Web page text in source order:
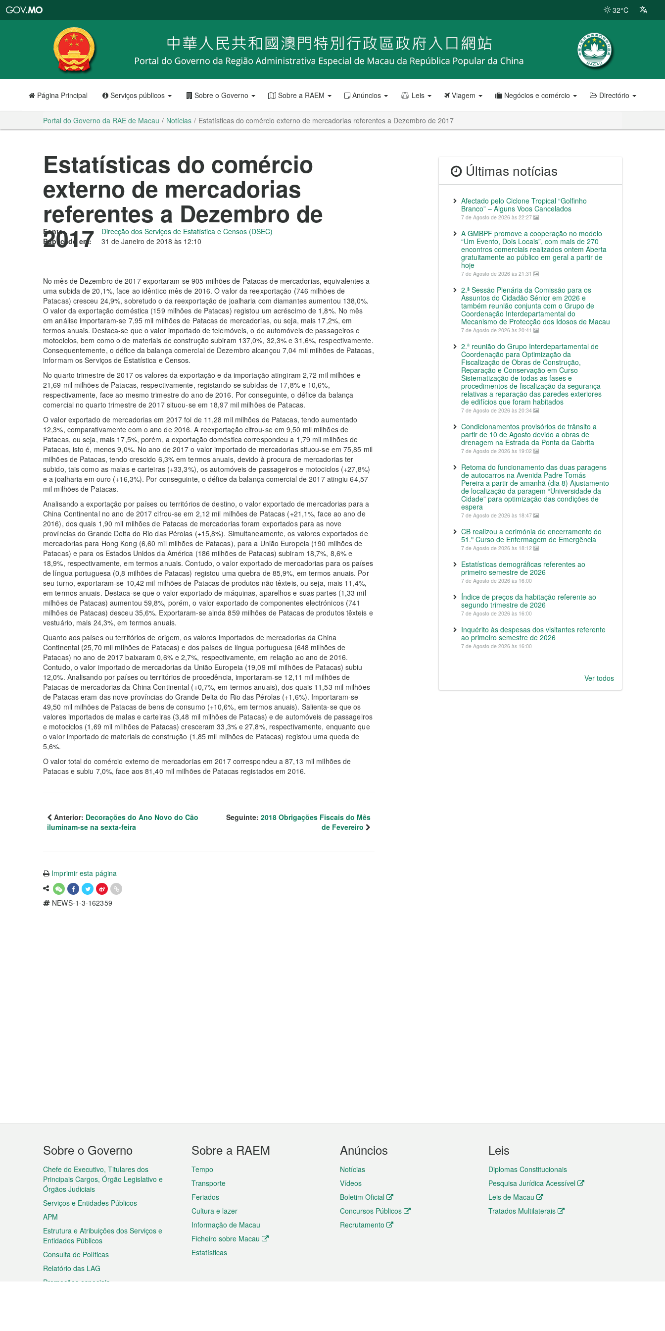
RAE
de
Macau
32°C
Página Principal Serviços públicos Sobre o Governo Sobre a RAEM Anúncios Leis Viagem Negócios e comércio Directório
Portal do Governo da RAE de Macau Notícias Estatísticas do comércio externo de mercadorias referentes a Dezembro de 2017
Estatísticas do comércio
externo de mercadorias
referentes a Dezembro de
2017
Fonte:
Direcção dos Serviços de Estatística e Censos (DSEC)
Publicado em:
31 de Janeiro de 2018 às 12:10
No mês de Dezembro de 2017 exportaram-se 905 milhões de Patacas de mercadorias, equivalentes a
uma subida de 20,1%, face ao idêntico mês de 2016. O valor da reexportação (746 milhões de
Patacas) cresceu 24,9%, sobretudo o da reexportação de joalharia com diamantes aumentou 138,0%.
O valor da exportação doméstica (159 milhões de Patacas) registou um acréscimo de 1,8%. No mês
em análise importaram-se 7,95 mil milhões de Patacas de mercadorias, ou seja, mais 17,2%, em
termos anuais. Destaca-se que o valor importado de telemóveis, o de automóveis de passageiros e
motociclos, bem como o de materiais de construção subiram 137,0%, 32,3% e 31,6%, respectivamente.
Consequentemente, o défice da balança comercial de Dezembro alcançou 7,04 mil milhões de Patacas,
informam os Serviços de Estatística e Censos.
No quarto trimestre de 2017 os valores da exportação e da importação atingiram 2,72 mil milhões e
21,69 mil milhões de Patacas, respectivamente, registando-se subidas de 17,8% e 10,6%,
respectivamente, face ao mesmo trimestre do ano de 2016. Por conseguinte, o défice da balança
comercial no quarto trimestre de 2017 situou-se em 18,97 mil milhões de Patacas.
O valor exportado de mercadorias em 2017 foi de 11,28 mil milhões de Patacas, tendo aumentado
12,3%, comparativamente com o ano de 2016. A reexportação cifrou-se em 9,50 mil milhões de
Patacas, ou seja, mais 17,5%, porém, a exportação doméstica correspondeu a 1,79 mil milhões de
Patacas, isto é, menos 9,0%. No ano de 2017 o valor importado de mercadorias situou-se em 75,85 mil
milhões de Patacas, tendo crescido 6,3% em termos anuais, devido à procura de mercadorias ter
subido, tais como as malas e carteiras (+33,3%), os automóveis de passageiros e motociclos (+27,8%)
e a joalharia em ouro (+16,3%). Por conseguinte, o défice da balança comercial de 2017 atingiu 64,57
mil milhões de Patacas.
Analisando a exportação por países ou territórios de destino, o valor exportado de mercadorias para a
China Continental no ano de 2017 cifrou-se em 2,12 mil milhões de Patacas (+21,1%, face ao ano de
2016), dos quais 1,90 mil milhões de Patacas de mercadorias foram exportados para as nove
províncias do Grande Delta do Rio das Pérolas (+15,8%). Simultaneamente, os valores exportados de
mercadorias para Hong Kong (6,60 mil milhões de Patacas), para a União Europeia (190 milhões de
Patacas) e para os Estados Unidos da América (186 milhões de Patacas) subiram 18,7%, 8,6% e
18,9%, respectivamente, em termos anuais. Contudo, o valor exportado de mercadorias para os países
de língua portuguesa (0,8 milhões de Patacas) registou uma quebra de 85,9%, em termos anuais. Por
seu turno, exportaram-se 10,42 mil milhões de Patacas de produtos não têxteis, ou seja, mais 11,4%,
em termos anuais. Destaca-se que o valor exportado de máquinas, aparelhos e suas partes (1,33 mil
milhões de Patacas) aumentou 59,8%, porém, o valor exportado de componentes electrónicos (741
milhões de Patacas) desceu 35,6%. Exportaram-se ainda 859 milhões de Patacas de produtos têxteis e
vestuário, mais 24,3%, em termos anuais.
Quanto aos países ou territórios de origem, os valores importados de mercadorias da China
Continental (25,70 mil milhões de Patacas) e dos países de língua portuguesa (648 milhões de
Patacas) no ano de 2017 baixaram 0,6% e 2,7%, respectivamente, em relação ao ano de 2016.
Contudo, o valor importado de mercadorias da União Europeia (19,09 mil milhões de Patacas) subiu
12,0%. Analisando por países ou territórios de procedência, importaram-se 12,11 mil milhões de
Patacas de mercadorias da China Continental (+0,7%, em termos anuais), dos quais 11,53 mil milhões
de Patacas eram das nove províncias do Grande Delta do Rio das Pérolas (+1,6%). Importaram-se
49,50 mil milhões de Patacas de bens de consumo (+10,6%, em termos anuais). Salienta-se que os
valores importados de malas e carteiras (3,48 mil milhões de Patacas) e de automóveis de passageiros
e motociclos (1,69 mil milhões de Patacas) cresceram 33,3% e 27,8%, respectivamente, enquanto que
o valor importado de materiais de construção (1,85 mil milhões de Patacas) registou uma queda de
5,6%.
O valor total do comércio externo de mercadorias em 2017 correspondeu a 87,13 mil milhões de
Patacas e subiu 7,0%, face aos 81,40 mil milhões de Patacas registados em 2016.
Anterior: Decorações do Ano Novo do Cão
iluminam-se na sexta-feira
Seguinte: 2018 Obrigações Fiscais do Mês
de Fevereiro
Imprimir esta página
NEWS-1-3-162359
Últimas notícias
Afectado pelo Ciclone Tropical “Golfinho
Branco” – Alguns Voos Cancelados
7 de Agosto de 2026 às 22:27
A GMBPF promove a cooperação no modelo
“Um Evento, Dois Locais”, com mais de 270
encontros comerciais realizados ontem Aberta
gratuitamente ao público em geral a partir de
hoje
7 de Agosto de 2026 às 21:31
2.ª Sessão Plenária da Comissão para os
Assuntos do Cidadão Sénior em 2026 e
também reunião conjunta com o Grupo de
Coordenação Interdepartamental do
Mecanismo de Protecção dos Idosos de Macau
7 de Agosto de 2026 às 20:41
2.ª reunião do Grupo Interdepartamental de
Coordenação para Optimização da
Fiscalização de Obras de Construção,
Reparação e Conservação em Curso
Sistematização de todas as fases e
procedimentos de fiscalização da segurança
relativas a reparação das paredes exteriores
de edifícios que foram habitados
7 de Agosto de 2026 às 20:34
Condicionamentos provisórios de trânsito a
partir de 10 de Agosto devido a obras de
drenagem na Estrada da Ponta da Cabrita
7 de Agosto de 2026 às 19:02
Retoma do funcionamento das duas paragens
de autocarros na Avenida Padre Tomás
Pereira a partir de amanhã (dia 8) Ajustamento
de localização da paragem “Universidade da
Cidade” para optimização das condições de
espera
7 de Agosto de 2026 às 18:47
CB realizou a cerimónia de encerramento do
51.º Curso de Enfermagem de Emergência
7 de Agosto de 2026 às 18:12
Estatísticas demográficas referentes ao
primeiro semestre de 2026
7 de Agosto de 2026 às 16:00
Índice de preços da habitação referente ao
segundo trimestre de 2026
7 de Agosto de 2026 às 16:00
Inquérito às despesas dos visitantes referente
ao primeiro semestre de 2026
7 de Agosto de 2026 às 16:00
Ver todos
Menu
do
rodapé
Sobre o Governo
Chefe do Executivo, Titulares dos
Principais Cargos, Órgão Legislativo e
Órgãos Judiciais
Serviços e Entidades Públicos
APM
Estrutura e Atribuições dos Serviços e
Entidades Públicos
Consulta de Políticas
Relatório das LAG
Promoções especiais
Sobre a RAEM
Tempo
Transporte
Feriados
Cultura e lazer
Informação de Macau
Ficheiro sobre Macau
Estatísticas
Anúncios
Notícias
Vídeos
Boletim Oficial
Concursos Públicos
Recrutamento
Leis
Diplomas Constitucionais
Pesquisa Jurídica Acessível
Leis de Macau
Tratados Multilaterais